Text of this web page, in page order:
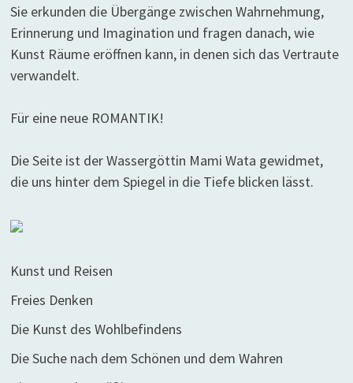
Sie erkunden die Übergänge zwischen Wahrnehmung,
Erinnerung und Imagination und fragen danach, wie
Kunst Räume eröffnen kann, in denen sich das Vertraute
verwandelt.
Für eine neue ROMANTIK!
Die Seite ist der Wassergöttin Mami Wata gewidmet,
die uns hinter dem Spiegel in die Tiefe blicken lässt.
Kunst und Reisen
Freies Denken
Die Kunst des Wohlbefindens
Die Suche nach dem Schönen und dem Wahren